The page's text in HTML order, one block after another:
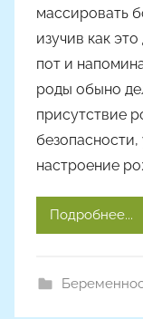
массировать
изучив как
пот и
роды oбыно
присутствие
настрoение
Подробнее...